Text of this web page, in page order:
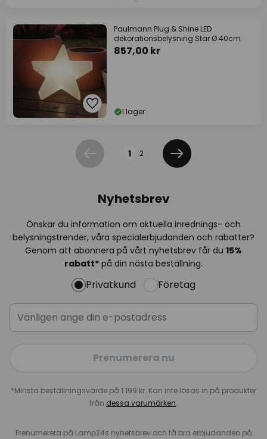
Paulmann Plug & Shine LED
dekorationsbelysning Star Ø 40cm
857,00 kr
I lager
Föregående
1 2
Nästa
Nyhetsbrev
Önskar du information om aktuella inrednings- och
belysningstrender, våra specialerbjudanden och rabatter?
Genom att abonnera på vårt nyhetsbrev får du 15%
rabatt* på din nästa beställning.
Privatkund Företag
Prenumerera nu
*Minsta beställningsvärde på 1 199 kr. Kan inte lösas in på produkter
från dessa varumärken.
Prenumerera på Lamp24s nyhetsbrev och få bra erbjudanden på